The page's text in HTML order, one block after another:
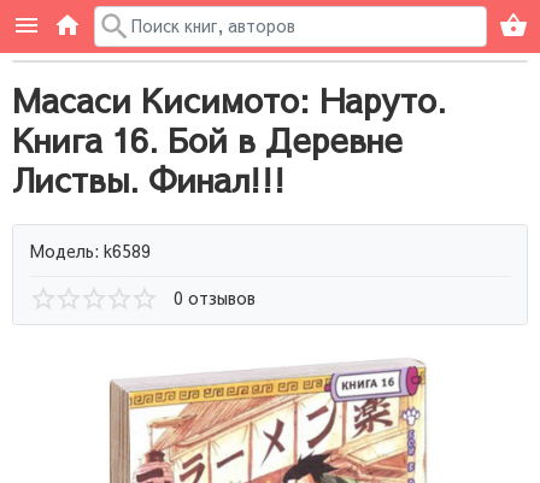
Масаси Кисимото: Наруто.
Книга 16. Бой в Деревне
Листвы. Финал!!!
Модель: k6589
0 отзывов